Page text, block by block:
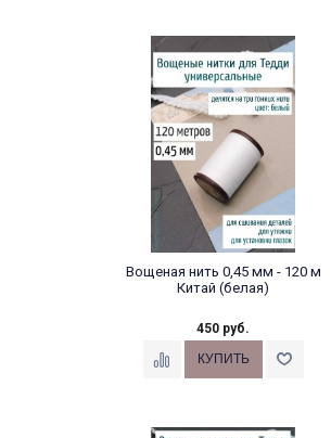
Вощеная нить 0,45 мм - 120 м
Китай (белая)
450 руб.